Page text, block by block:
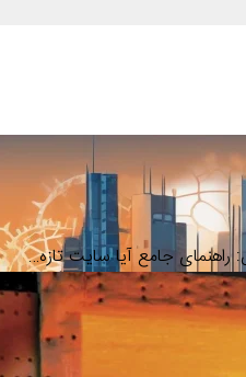
راهنمای جامع آیا سایت تازه…